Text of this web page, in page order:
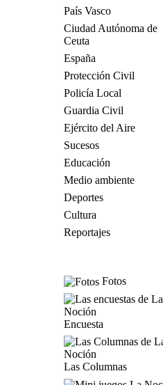
País Vasco
Ciudad Autónoma de
Ceuta
España
Protección Civil
Policía Local
Guardia Civil
Ejército del Aire
Sucesos
Educación
Medio ambiente
Deportes
Cultura
Reportajes
Fotos
Encuesta
Las Columnas